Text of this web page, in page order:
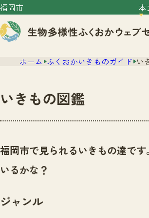
福岡市 本
センター紹介
センター紹介TOP
サイトポリシー
ニュース
いきものガイド
イベント
ホーム ふくおかいきものガイド い
いきもの図鑑
福岡市で見られるいきもの達で
いるかな？
ジャンル